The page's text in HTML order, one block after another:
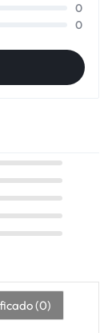
0
0
(0)